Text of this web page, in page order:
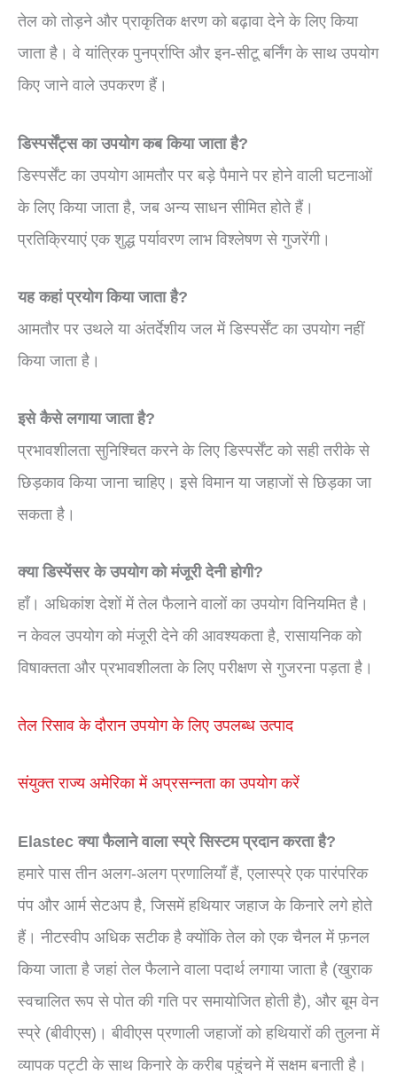
तेल को तोड़ने और प्राकृतिक क्षरण को बढ़ावा देने के लिए किया
जाता है। वे यांत्रिक पुनर्प्राप्ति और इन-सीटू बर्निंग के साथ उपयोग
किए जाने वाले उपकरण हैं।
डिस्पर्सेंट्स का उपयोग कब किया जाता है?
डिस्पर्सेंट का उपयोग आमतौर पर बड़े पैमाने पर होने वाली घटनाओं
के लिए किया जाता है, जब अन्य साधन सीमित होते हैं।
प्रतिक्रियाएं एक शुद्ध पर्यावरण लाभ विश्लेषण से गुजरेंगी।
यह कहां प्रयोग किया जाता है?
आमतौर पर उथले या अंतर्देशीय जल में डिस्पर्सेंट का उपयोग नहीं
किया जाता है।
इसे कैसे लगाया जाता है?
प्रभावशीलता सुनिश्चित करने के लिए डिस्पर्सेंट को सही तरीके से
छिड़काव किया जाना चाहिए। इसे विमान या जहाजों से छिड़का जा
सकता है।
क्या डिस्पेंसर के उपयोग को मंजूरी देनी होगी?
हाँ। अधिकांश देशों में तेल फैलाने वालों का उपयोग विनियमित है।
न केवल उपयोग को मंजूरी देने की आवश्यकता है, रासायनिक को
विषाक्तता और प्रभावशीलता के लिए परीक्षण से गुजरना पड़ता है।
तेल रिसाव के दौरान उपयोग के लिए उपलब्ध उत्पाद
संयुक्त राज्य अमेरिका में अप्रसन्नता का उपयोग करें
Elastec क्या फैलाने वाला स्प्रे सिस्टम प्रदान करता है?
हमारे पास तीन अलग-अलग प्रणालियाँ हैं, एलास्प्रे एक पारंपरिक
पंप और आर्म सेटअप है, जिसमें हथियार जहाज के किनारे लगे होते
हैं। नीटस्वीप अधिक सटीक है क्योंकि तेल को एक चैनल में फ़नल
किया जाता है जहां तेल फैलाने वाला पदार्थ लगाया जाता है (खुराक
स्वचालित रूप से पोत की गति पर समायोजित होती है), और बूम वेन
स्प्रे (बीवीएस)। बीवीएस प्रणाली जहाजों को हथियारों की तुलना में
व्यापक पट्टी के साथ किनारे के करीब पहुंचने में सक्षम बनाती है।